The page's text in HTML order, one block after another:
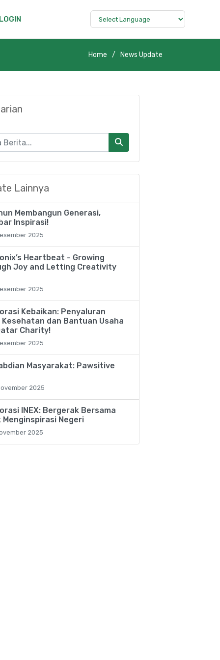
Home News Update
Lainnya
Membangun Generasi,
Inspirasi!
2025
Heartbeat - Growing
Joy and Letting Creativity
2025
Kebaikan: Penyaluran
Kesehatan dan Bantuan Usaha
Charity!
2025
Masyarakat: Pawsitive
2025
INEX: Bergerak Bersama
Negeri
2025